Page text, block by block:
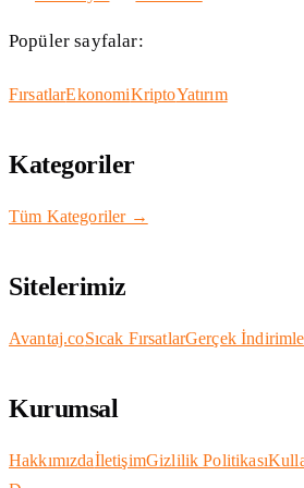
Popüler sayfalar:
FırsatlarEkonomiKriptoYatırım
Kategoriler
Tüm Kategoriler →
Sitelerimiz
Avantaj.coSıcak FırsatlarGerçek
Kurumsal
HakkımızdaİletişimGizlilik Politikası